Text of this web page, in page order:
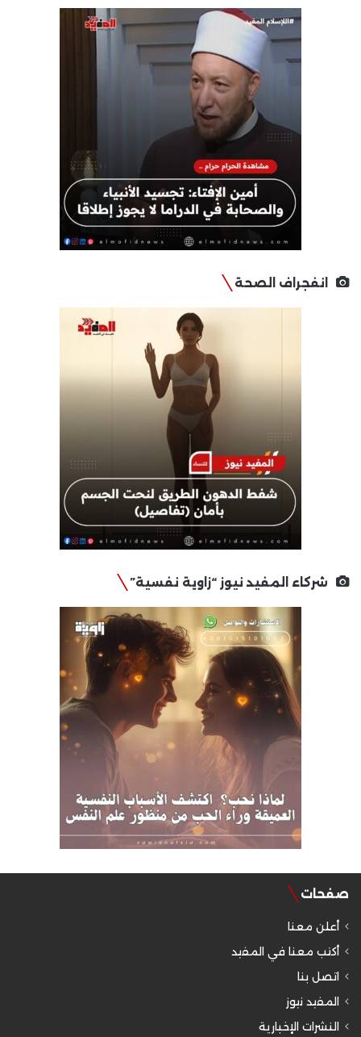
انفجراف الصحة
شركاء المفيد نيوز “زاوية نفسية”
صفحات
أعلن معنا
أكتب معنا في المفيد
اتصل بنا
المفيد نيوز
النشرات الإخبارية